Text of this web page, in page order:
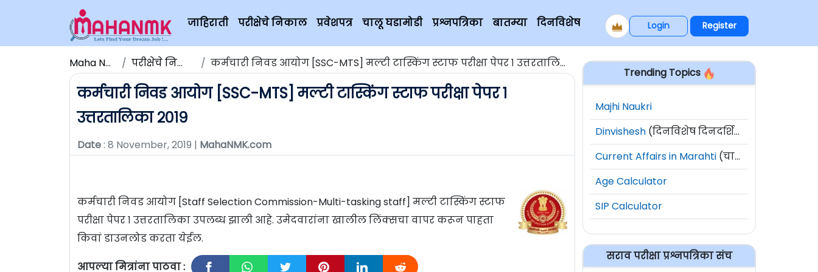
जाहिराती परीक्षेचे निकाल प्रवेशपत्र चालू घडामोडी प्रश्नपत्रिका बातम्या दिनविशेष Login Register
Maha NMK परीक्षेचे निकाल कर्मचारी निवड आयोग [SSC-MTS] मल्टी टास्किंग स्टाफ परीक्षा पेपर १ उत्तरतालिका २०१९
कर्मचारी निवड आयोग [SSC-MTS] मल्टी टास्किंग स्टाफ परीक्षा पेपर १
उत्तरतालिका २०१९
Date: 8 November, 2019 | MahaNMK.com
कर्मचारी निवड आयोग [Staff Selection Commission-Multi-tasking staff] मल्टी टास्किंग स्टाफ
परीक्षा पेपर १ उत्तरतालिका उपलब्ध झाली आहे. उमेदवारांना खालील लिंक्सचा वापर करून पाहता
किवां डाउनलोड करता येईल.
आपल्या मित्रांना पाठवा :
Trending Topics
Majhi Naukri
Dinvishesh (दिनविशेष दिनदर्शिका)
Current Affairs in Marahti (चालू घडामोडी)
Age Calculator
SIP Calculator
सराव परीक्षा प्रश्नपत्रिका संच